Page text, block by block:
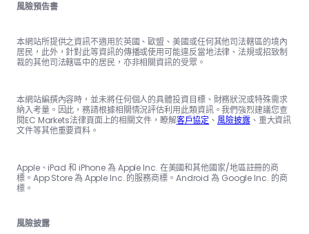
風險預告書
本網站所提供之資訊不適用於英國、歐盟、美國或任何其他司法轄區的境內
居民，此外，針對此等資訊的傳播或使用可能違反當地法律、法規或招致制
裁的其他司法轄區中的居民，亦非相關資訊的受眾。
本網站編撰內容時，並未將任何個人的具體投資目標、財務狀況或特殊需求
納入考量。因此，務請根據相關情況評估利用此類資訊。我們強烈建議您查
閱EC Markets法律頁面上的相關文件，瞭解客戶協定 、風險披露、重大資訊
文件等其他重要資料。
Apple、iPad 和 iPhone 為 Apple Inc. 在美國和其他國家/地區註冊的商
標。App Store 為 Apple Inc. 的服務商標。Android 為 Google Inc. 的商
標。
風險披露